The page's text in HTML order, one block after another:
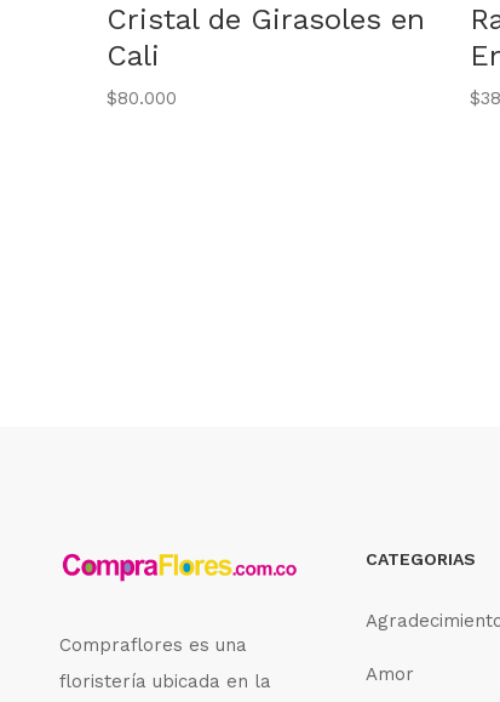
Cristal de Girasoles en
Cali
$80.000
Compraflores es una
floristería ubicada en la
CATEGORIAS
Amor